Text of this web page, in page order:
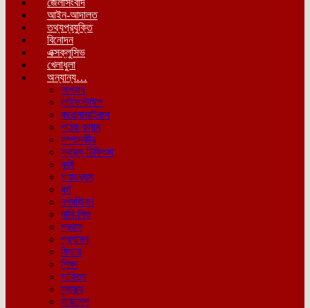
জেলাসংবাদ
আইন-আদালত
তথ্যপ্রযুক্তি
বিনোদন
এক্সক্লুসিভ
খেলাধুলা
অন্যান্য…
অপরাধ
লাইফস্টাইল
করোনাভাইরাস
পাঠক কলাম
সম্পাদকীয়
স্বাস্থ্য-চিকিৎসা
কৃষি
গণমাধ্যম
ধর্ম
নগরজিবন
নারি-শিশু
প্রবাস
প্রশাসন
ফিচার
শিক্ষা
সাহিত্য
স্বাস্থ্য
সারাদেশ